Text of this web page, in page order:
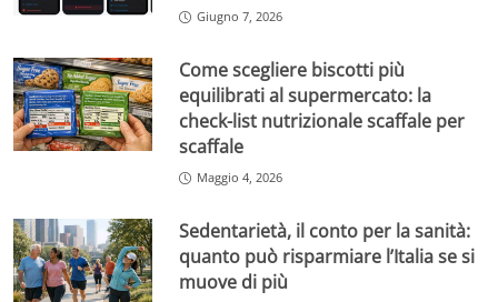
Giugno 7, 2026
Come scegliere biscotti più
equilibrati al supermercato: la
check-list nutrizionale scaffale per
scaffale
Maggio 4, 2026
Sedentarietà, il conto per la sanità:
quanto può risparmiare l’Italia se si
muove di più